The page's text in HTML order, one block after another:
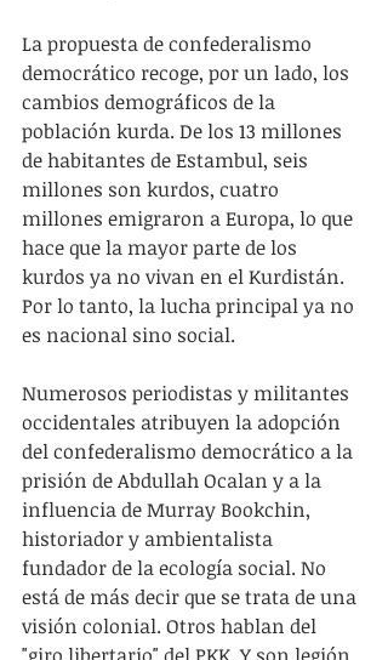
La propuesta de confederalismo
democrático recoge, por un lado, los
cambios demográficos de la
población kurda. De los 13 millones
de habitantes de Estambul, seis
millones son kurdos, cuatro
millones emigraron a Europa, lo que
hace que la mayor parte de los
kurdos ya no vivan en el Kurdistán.
Por lo tanto, la lucha principal ya no
es nacional sino social.
Numerosos periodistas y militantes
occidentales atribuyen la adopción
del confederalismo democrático a la
prisión de Abdullah Ocalan y a la
influencia de Murray Bookchin,
historiador y ambientalista
fundador de la ecología social. No
está de más decir que se trata de una
visión colonial. Otros hablan del